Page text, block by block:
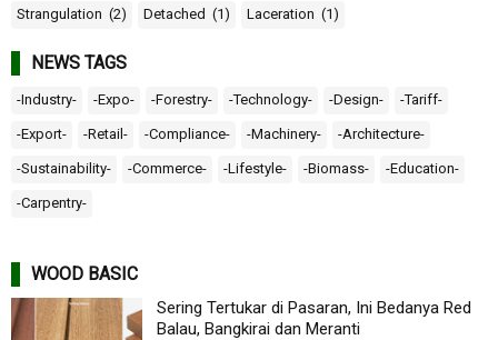
Strangulation (2) Detached (1) Laceration (1)
NEWS TAGS
-Industry- -Expo- -Forestry- -Technology- -Design- -Tariff-
-Export- -Retail- -Compliance- -Machinery- -Architecture-
-Sustainability- -Commerce- -Lifestyle- -Biomass- -Education-
-Carpentry-
WOOD BASIC
Sering Tertukar di Pasaran, Ini Bedanya Red
Balau, Bangkirai dan Meranti